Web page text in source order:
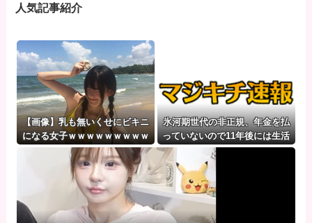
人気記事紹介
【画像】乳も無いくせにビキニ
になる女子ｗｗｗｗｗｗｗｗｗ
ｗｗｗｗｗｗｗｗｗｗｗｗｗｗ
ｗ
氷河期世代の非正規、年金を払
っていないので11年後には生活
保護に殺到、どうすんのこれ